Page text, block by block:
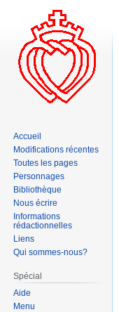
Accueil
Modifications récentes
Toutes les pages
Personnages
Bibliothèque
Nous écrire
Informations
rédactionnelles
Liens
Qui sommes-nous?
Spécial
Aide
Menu